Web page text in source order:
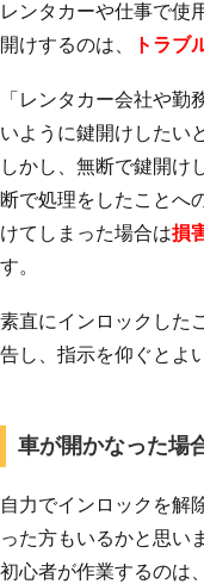
レンタカーや仕事で使
開けするのは、
トラブ
「レンタカー会社や
いように鍵開けしたい
しかし、無断で鍵開け
断で処理をしたことへ
けてしまった場合は損
す。
素直にインロックした
告し、指示を仰ぐとよ
車が開かなった場
自力でインロックを解
った方もいるかと思い
初心者が作業するのは